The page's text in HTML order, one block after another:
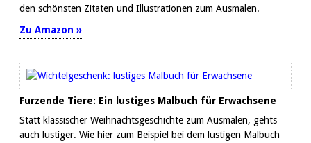
den schönsten Zitaten und Illustrationen zum Ausmalen.
Zu Amazon »
Furzende Tiere: Ein lustiges Malbuch für Erwachsene
Statt klassischer Weihnachtsgeschichte zum Ausmalen, gehts
auch lustiger. Wie hier zum Beispiel bei dem lustigen Malbuch